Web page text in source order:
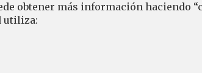
obtener más información haciendo
utiliza: